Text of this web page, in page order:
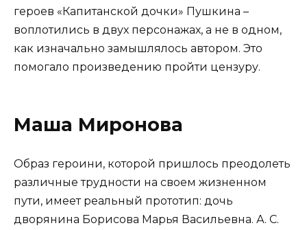
героев «Капитанской дочки» Пушкина –
воплотились в двух персонажах, а не в одном,
как изначально замышлялось автором. Это
помогало произведению пройти цензуру.
Маша Миронова
Образ героини, которой пришлось преодолеть
различные трудности на своем жизненном
пути, имеет реальный прототип: дочь
дворянина Борисова Марья Васильевна. А. С.